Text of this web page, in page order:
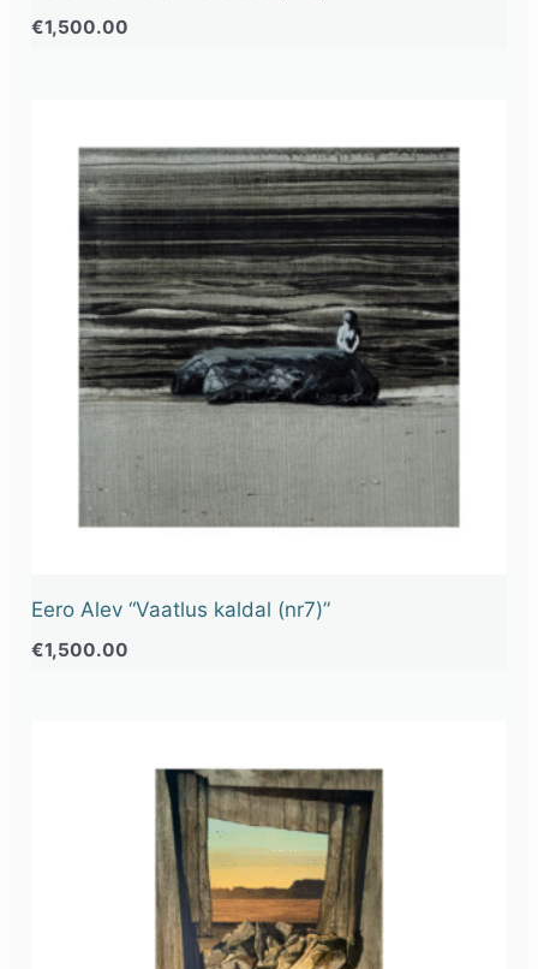
€1,500.00
Eero Alev “Vaatlus kaldal (nr7)”
€1,500.00